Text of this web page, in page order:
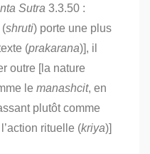
Sutra 3.3.50 :
(shruti) porte une plus
(prakarana)], il
outre [la nature
le manashcit, en
plutôt comme
rituelle (kriya)]